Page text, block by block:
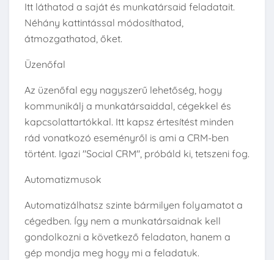
Itt láthatod a saját és munkatársaid feladatait.
Néhány kattintással módosíthatod,
átmozgathatod, őket.
Üzenőfal
Az üzenőfal egy nagyszerű lehetőség, hogy
kommunikálj a munkatársaiddal, cégekkel és
kapcsolattartókkal. Itt kapsz értesítést minden
rád vonatkozó eseményről is ami a CRM-ben
történt. Igazi "Social CRM", próbáld ki, tetszeni fog.
Automatizmusok
Automatizálhatsz szinte bármilyen folyamatot a
cégedben. Így nem a munkatársaidnak kell
gondolkozni a következő feladaton, hanem a
gép mondja meg hogy mi a feladatuk.